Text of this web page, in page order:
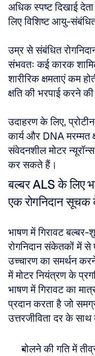
अधिक स्पष्ट दिखाई
लिए विशिष्ट आयु-
उम्र से संबंधित
संभवतः कई कारक
शारीरिक क्षमताएं कम
क्षति की भरपाई करने
उदाहरण के लिए,
कार्य और DNA मरम्मत
संवेदनशील मोटर
कर सकते हैं।
बल्बर ALS के लिए
एक रोगनिदान
भाषण में गिरावट
रोगनिदान संकेतकों में से
उच्चारण का समर्थन
में मोटर नियंत्रण के
भाषण में गिरावट का
प्रदान करता है जो
उत्तरजीविता दर के
बोलने की गति में